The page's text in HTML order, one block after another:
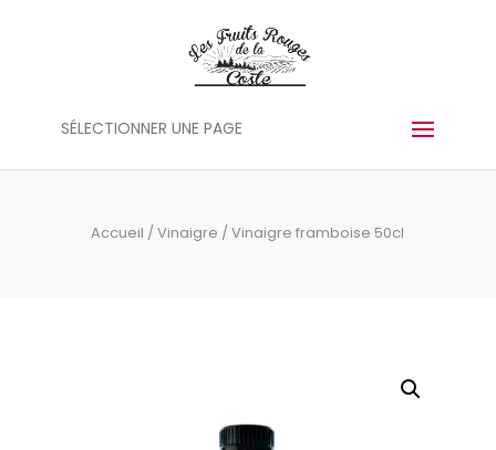
SÉLECTIONNER UNE PAGE
Accueil /Vinaigre / Vinaigre framboise 50cl